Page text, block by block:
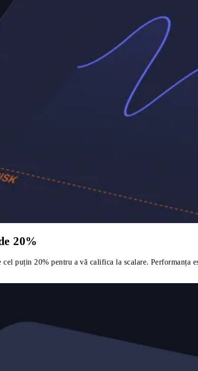
20%
puțin 20% pentru a vă califica la scalare. Performanța